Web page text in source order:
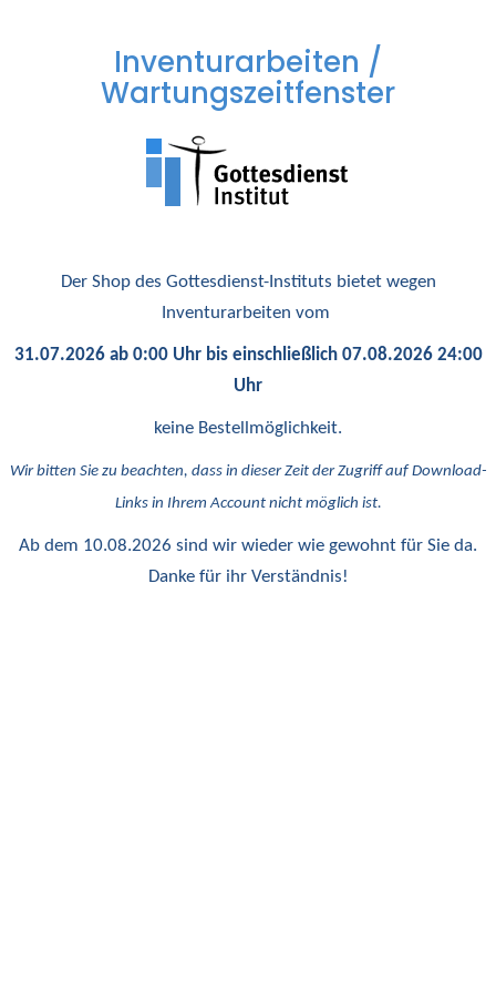
Inventurarbeiten /
Wartungszeitfenster
Der Shop des Gottesdienst-Instituts bietet wegen
Inventurarbeiten vom
31.07.2026 ab 0:00 Uhr bis einschließlich 07.08.2026 24:00
Uhr
keine Bestellmöglichkeit.
Wir bitten Sie zu beachten, dass in dieser Zeit der Zugriff auf Download-
Links in Ihrem Account nicht möglich ist.
Ab dem 10.08.2026 sind wir wieder wie gewohnt für Sie da.
Danke für ihr Verständnis!